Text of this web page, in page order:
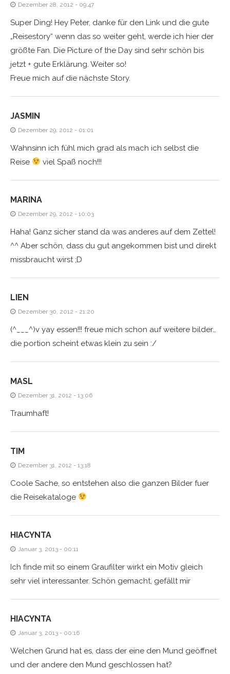
Dezember 28, 2012 - 09:47
Super Ding! Hey Peter, danke für den Link und die gute
„Reisestory“ wenn das so weiter geht, werde ich hier der
größte Fan. Die Picture of the Day sind sehr schön bis
jetzt + gute Erklärung. Weiter so!
Freue mich auf die nächste Story.
JASMIN
Dezember 29, 2012 - 01:01
Wahnsinn ich fühl mich grad als mach ich selbst die
Reise
viel Spaß noch!!!
MARINA
Dezember 29, 2012 - 10:03
Haha! Ganz sicher stand da was anderes auf dem Zettel!
^^ Aber schön, dass du gut angekommen bist und direkt
missbraucht wirst ;D
LIEN
Dezember 30, 2012 - 21:20
(^___^)v yay essen!!! freue mich schon auf weitere bilder…
die portion scheint etwas klein zu sein :/
MASL
Dezember 31, 2012 - 13:06
Traumhaft!
TIM
Dezember 31, 2012 - 13:18
Coole Sache, so entstehen also die ganzen Bilder fuer
die Reisekataloge
HIACYNTA
Januar 3, 2013 - 00:11
Ich finde mit so einem Graufilter wirkt ein Motiv gleich
sehr viel interessanter. Schön gemacht, gefällt mir
HIACYNTA
Januar 3, 2013 - 00:16
Welchen Grund hat es, dass der eine den Mund geöffnet
und der andere den Mund geschlossen hat?